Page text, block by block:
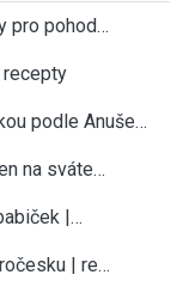
pro pohod…
recepty
podle Anuše…
na sváte…
|…
| re…